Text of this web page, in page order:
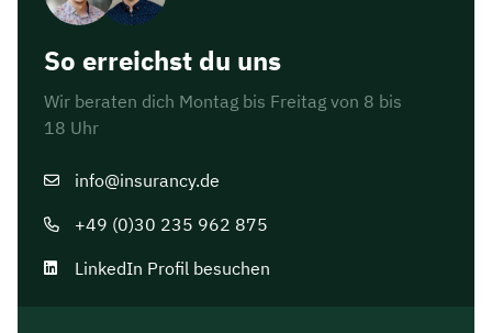
So erreichst du uns
Wir beraten dich Montag bis Freitag von 8 bis
18 Uhr
info@insurancy.de
+49 (0)30 235 962 875
LinkedIn Profil besuchen